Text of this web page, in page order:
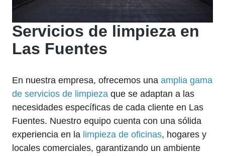
Servicios de limpieza en
Las Fuentes
En nuestra empresa, ofrecemos una amplia gama
de servicios de limpieza que se adaptan a las
necesidades específicas de cada cliente en Las
Fuentes. Nuestro equipo cuenta con una sólida
experiencia en la limpieza de oficinas, hogares y
locales comerciales, garantizando un ambiente